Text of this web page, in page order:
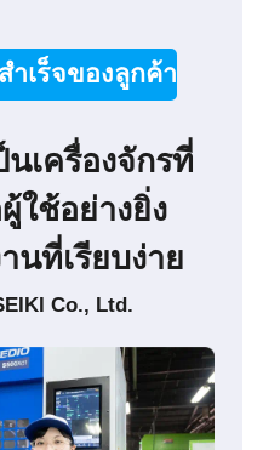
ำเร็จของลูกค้า
นเครื่องจักรที่
ใช้อย่างยิ่ง
นที่เรียบง่าย
Co., Ltd.